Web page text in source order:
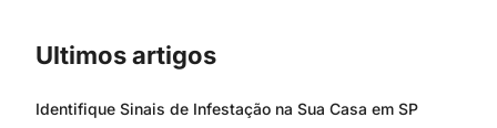
Ultimos artigos
Identifique Sinais de Infestação na Sua Casa em SP